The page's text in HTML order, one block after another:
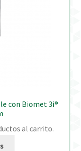
con Biomet 3i®
al carrito.